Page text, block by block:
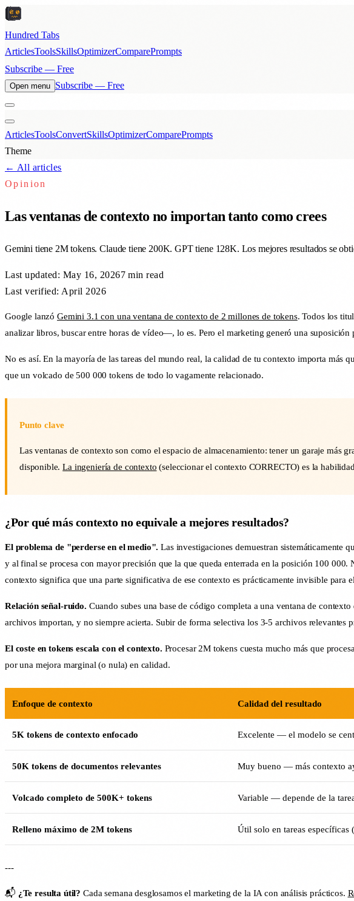
Hundred Tabs
ArticlesToolsSkillsOptimizerComparePrompts
Subscribe — Free
Open menu Subscribe — Free
ArticlesToolsConvertSkillsOptimizerComparePrompts
Theme
← All articles
Opinion
Las ventanas de contexto no importan tanto como crees
Gemini tiene 2M tokens. Claude tiene 200K. GPT tiene 128K. Los mejores resultados se
Last updated: May 16, 20267 min read
Last verified: April 2026
Google lanzóGemini 3.1 con una ventana de contexto de 2 millones de tokens. Todos los
analizar libros, buscar entre horas de vídeo—, lo es. Pero el marketing generó una
No es así. En la mayoría de las tareas del mundo real, la calidad de tu contexto importa
que un volcado de 500 000 tokens de todo lo vagamente relacionado.
Punto clave
Las ventanas de contexto son como el espacio de almacenamiento: tener un garaje más
disponible.La ingeniería de contexto (seleccionar el contexto CORRECTO) es la
¿Por qué más contexto no equivale a mejores resultados?
El problema de "perderse en el medio". Las investigaciones demuestran sistemáticamente
y al final se procesa con mayor precisión que la que queda enterrada en la posición 100
contexto significa que una parte significativa de ese contexto es prácticamente invisible para
Relación señal-ruido. Cuando subes una base de código completa a una ventana de
archivos importan, y no siempre acierta. Subir de forma selectiva los 3-5 archivos relevantes
El coste en tokens escala con el contexto. Procesar 2M tokens cuesta mucho más que
por una mejora marginal (o nula) en calidad.
Enfoque de contexto Calidad del resultado
5K tokens de contexto enfocado Excelente — el modelo se
50K tokens de documentos relevantes Muy bueno — más contexto
Volcado completo de 500K+ tokens Variable — depende de la
Relleno máximo de 2M tokens Útil solo en tareas específicas
---
📬 ¿Te resulta útil? Cada semana desglosamos el marketing de la IA con análisis prácticos.